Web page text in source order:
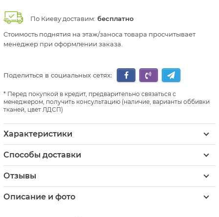
По Киеву доставим: бесплатно
Стоимость поднятия на этаж/заноса товара просчитывает
менеджер при оформлении заказа.
Поделиться в социальных сетях:
Перед покупкой в кредит, предварительно связаться с
менеджером, получить консультацию (наличие, варианты оббивки
тканей, цвет ЛДСП)
Характеристики
Способы доставки
Отзывы
Описание и фото